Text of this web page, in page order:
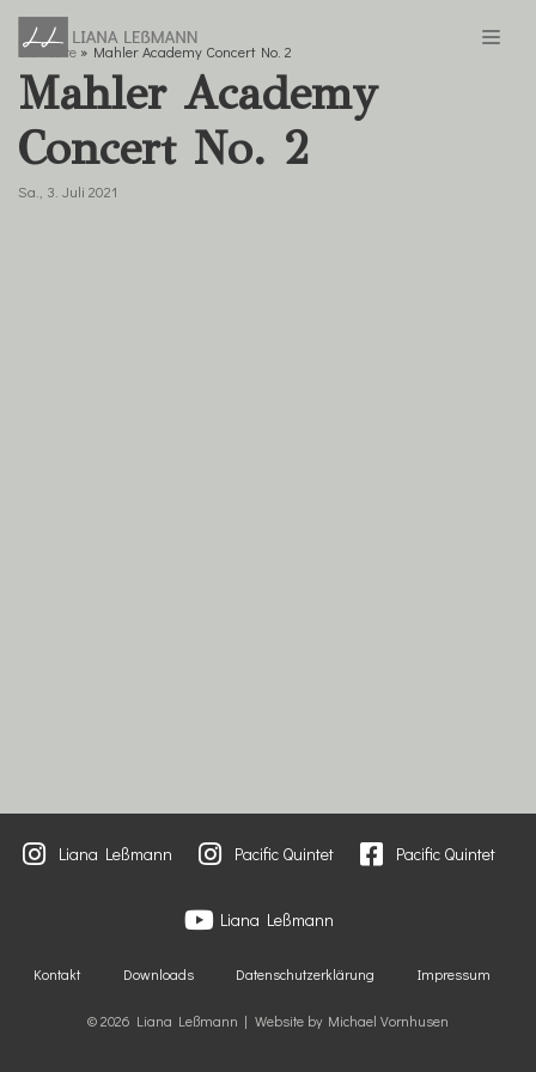
Zum
Inhalt
Startseite » Mahler Academy Concert No. 2
Mahler Academy
Concert No. 2
Sa., 3. Juli 2021
Liana Leßmann Pacific Quintet Pacific Quintet
Liana Leßmann
Kontakt Downloads Datenschutzerklärung Impressum
© 2026 Liana Leßmann | Website by Michael Vornhusen